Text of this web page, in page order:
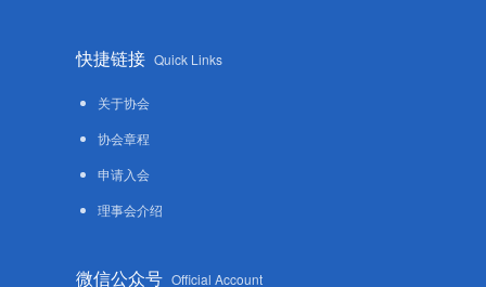
快捷链接 Quick Links
关于协会
协会章程
申请入会
理事会介绍
微信公众号 Official Account